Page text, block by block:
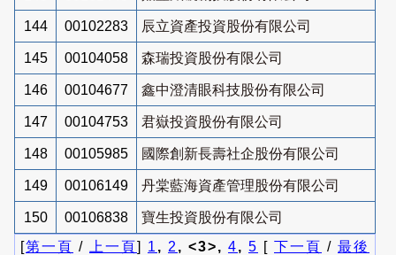
144 00102283 辰立資產投資股份有限公司
145 00104058 森瑞投資股份有限公司
146 00104677 鑫中澄清眼科技股份有限公司
147 00104753 君嶽投資股份有限公司
148 00105985 國際創新長壽社企股份有限公司
149 00106149 丹棠藍海資產管理股份有限公司
150 00106838
寶生投資股份有限公司
[第一頁 / 上一頁] 1 , 2 , <3>, 4, 5 [ 下一頁 / 最後